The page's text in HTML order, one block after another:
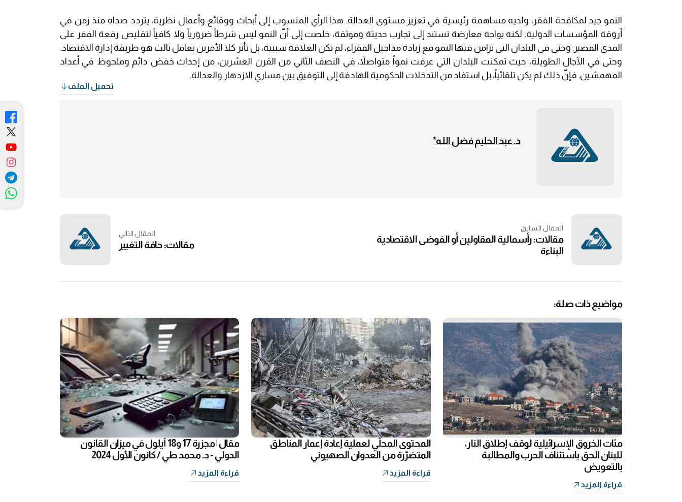
النمو جيد لمكافحة الفقر، ولديه مساهمة رئيسية في تعزيز مستوى العدالة. هذا الرأي المنسوب إلى أبحاث ووقائع وأعمال نظرية، يتردد صداه منذ زمن في
أروقة المؤسسات الدولية. لكنه يواجه معارضة تستند إلى تجارب حديثة وموثقة، خلصت إلى أنّ النمو ليس شرطاً ضرورياً ولا كافياً لتقليص رقعة الفقر على
المدى القصير. وحتى في البلدان التي تزامن فيها النمو مع زيادة مداخيل الفقراء، لم تكن العلاقة سببية، بل تأثر كلا الأمرين بعامل ثالث هو طريقة إدارة الاقتصاد.
وحتى في الآجال الطويلة، حيث تمكنت البلدان التي عرفت نمواً متواصلاً، في النصف الثاني من القرن العشرين، من إحداث خفض دائم وملحوظ في أعداد
المهمشين. فإنّ ذلك لم يكن تلقائياً، بل استفاد من التدخلات الحكومية الهادفة إلى التوفيق بين مساري الازدهار والعدالة.
تحميل الملف
د. عبد الحليم فضل الله*
المقال السابق
مقالات: رأسمالية المقاولين أو الفوضى الاقتصادية
البناءة
المقال التالي
مقالات: حافة التغيير
مواضيع ذات صلة:
مئات الخروق الإسرائيلية لوقف إطلاق النار،
للبنان الحق باستئناف الحرب والمطالبة
بالتعويض
قراءة المزيد
المحتوى المحلّي لعملية إعادة إعمار المناطق
المتضرّرة من العدوان الصهيوني
قراءة المزيد
مقال | مجزرة 17 و18 أيلول في ميزان القانون
الدولي - د. محمد طي / كانون الأول 2024
قراءة المزيد